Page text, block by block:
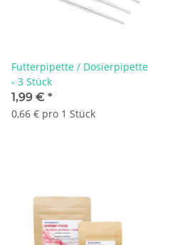
Futterpipette / Dosierpipette
- 3 Stück
1,99 € *
0,66 € pro 1 Stück